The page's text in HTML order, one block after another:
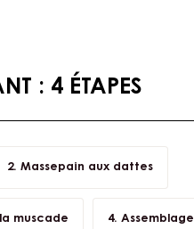
: 4 ÉTAPES
Massepain aux dattes
muscade Assemblage